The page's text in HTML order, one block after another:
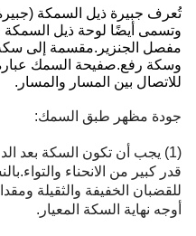
تُعرف جبيرة ذيل السمكة
وتسمى أيضًا لوحة ذيل السمكة
مفصل الجنزير.مقسمة إلى
وسكة رفع.صفيحة السمك
للاتصال بين المسار والمسار.
جودة مظهر طبق السمك:
(1) يجب أن تكون السكة بعد
قدر كبير من الانحناء
للقضبان الخفيفة والثقيلة
أوجه نهاية السكة المعيار.